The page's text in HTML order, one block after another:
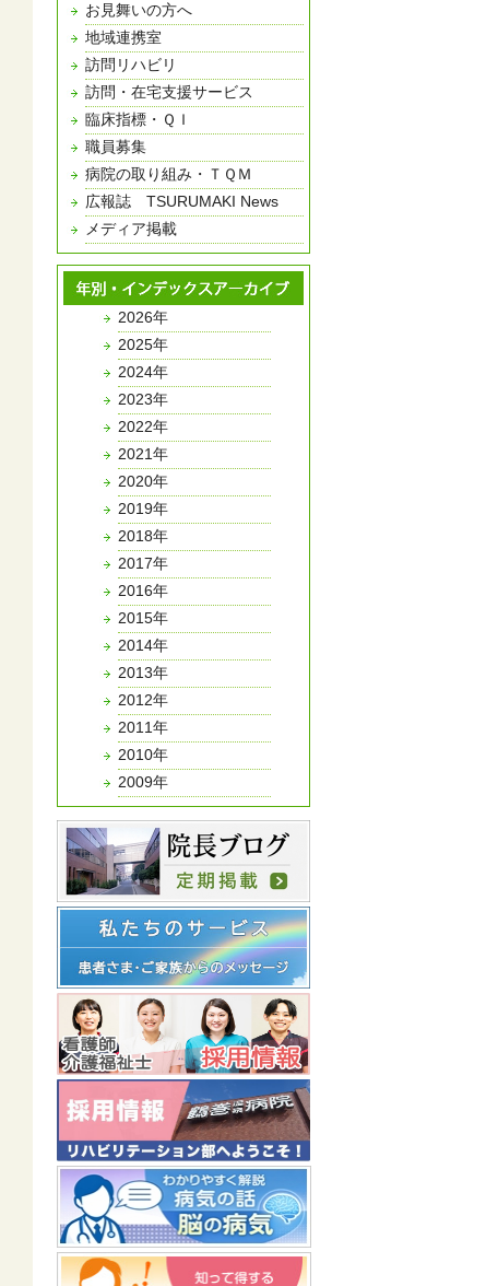
お見舞いの方へ
地域連携室
訪問リハビリ
訪問・在宅支援サービス
臨床指標・ＱＩ
職員募集
病院の取り組み・ＴＱＭ
広報誌 TSURUMAKI News
メディア掲載
2026年
2025年
2024年
2023年
2022年
2021年
2020年
2019年
2018年
2017年
2016年
2015年
2014年
2013年
2012年
2011年
2010年
2009年